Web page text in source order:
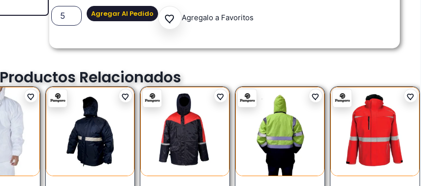
Agregar Al Pedido Agregalo a Favoritos
Productos Relacionados